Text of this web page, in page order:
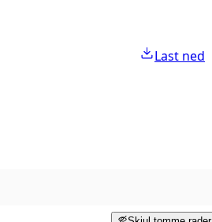
Last ned